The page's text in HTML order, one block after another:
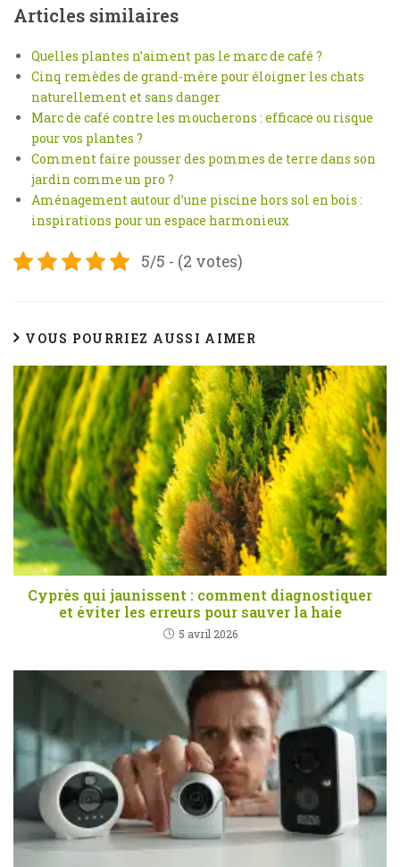
Articles similaires
Quelles plantes n’aiment pas le marc de café ?
Cinq remèdes de grand-mère pour éloigner les chats
naturellement et sans danger
Marc de café contre les moucherons : efficace ou risque
pour vos plantes ?
Comment faire pousser des pommes de terre dans son
jardin comme un pro ?
Aménagement autour d’une piscine hors sol en bois :
inspirations pour un espace harmonieux
5/5 - (2 votes)
VOUS POURRIEZ AUSSI AIMER
Cyprès qui jaunissent : comment diagnostiquer
et éviter les erreurs pour sauver la haie
5 avril 2026